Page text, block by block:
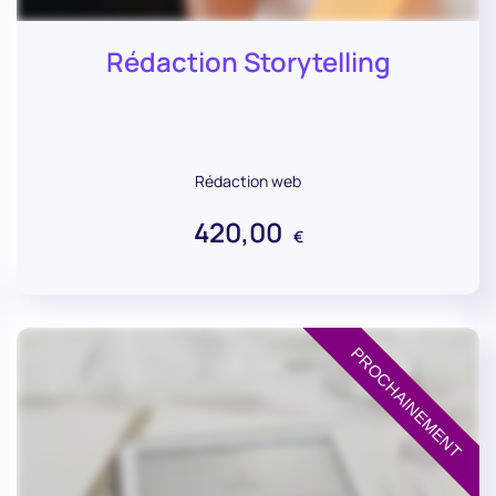
Rédaction Storytelling
Rédaction web
420,00 €
PROCHAINEMENT
PROCHAINEMENT